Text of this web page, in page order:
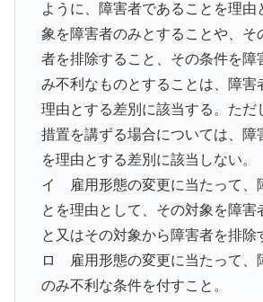
ように、障害者であることを理由
象を障害者のみとすることや、そ
者を排除すること、その条件を障
み不利なものとすることは、障害
理由とする差別に該当する。ただ
措置を講ずる場合については、障
を理由とする差別に該当しない。
イ 雇用形態の変更に当たって、
とを理由として、その対象を障害
と又はその対象から障害者を排除
ロ 雇用形態の変更に当たって、
のみ不利な条件を付すこと。